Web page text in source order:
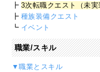
┣ 3次転職クエスト（未実
┣ 種族装備クエスト
┗ イベント
職業/スキル
▼職業とスキル